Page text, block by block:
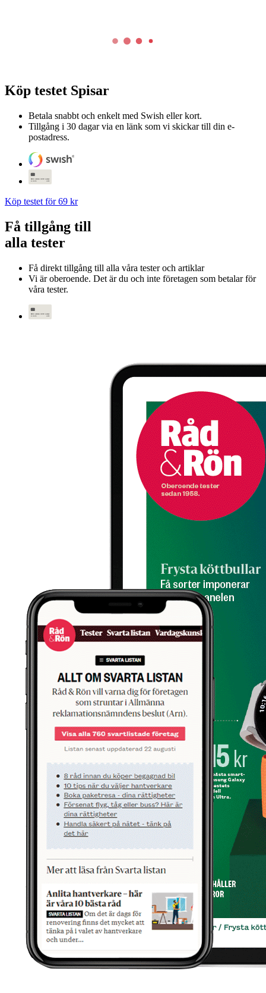
Köp testet Spisar
Betala snabbt och enkelt med Swish eller kort.
Tillgång i 30 dagar via en länk som vi skickar till din e-
postadress.
Köp testet för 69 kr
Få tillgång till
alla tester
Få direkt tillgång till alla våra tester och artiklar
Vi är oberoende. Det är du och inte företagen som betalar för
våra tester.